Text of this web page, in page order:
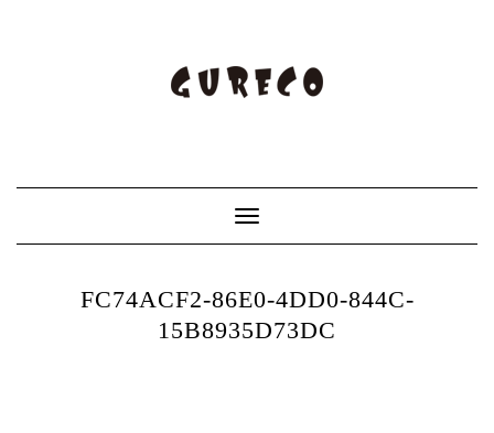
Toggle
Navigation
FC74ACF2-86E0-4DD0-844C-
15B8935D73DC